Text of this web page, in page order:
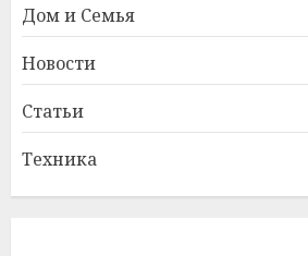
Дом и Семья
Новости
Статьи
Техника